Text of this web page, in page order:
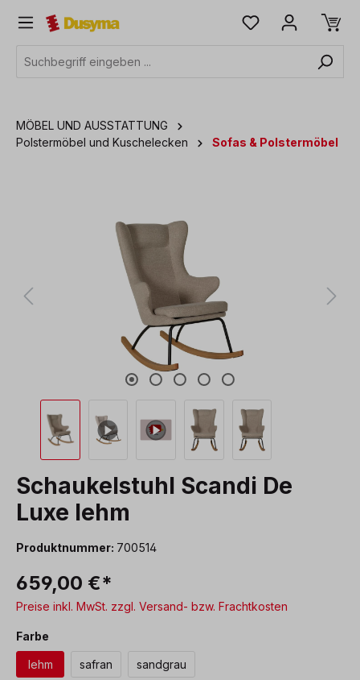
springen
MÖBEL UND AUSSTATTUNG
Polstermöbel und Kuschelecken
Sofas & Polstermöbel
Schaukelstuhl Scandi De
Luxe lehm
Produktnummer: 700514
659,00 €*
Preise inkl. MwSt. zzgl. Versand- bzw. Frachtkosten
Farbe
lehm safran sandgrau